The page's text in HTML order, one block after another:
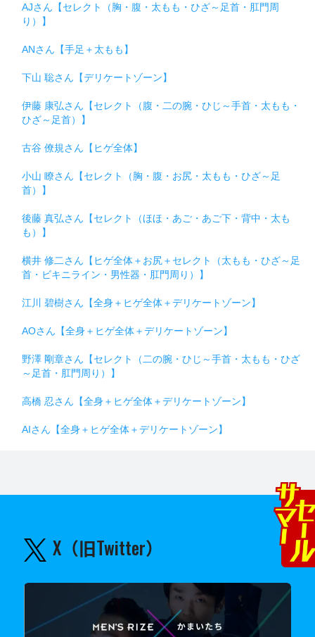
AJさん【セレクト（胸・腹・太もも・ひざ～足首・肛門周
り）】
ANさん【手足＋太もも】
下山 聡さん【デリケートゾーン】
伊藤 康弘さん【セレクト（腹・二の腕・ひじ～手首・太もも・
ひざ～足首）】
古谷 僚規さん【ヒゲ全体】
小山 瞭さん【セレクト（胸・腹・お尻・太もも・ひざ～足
首）】
後藤 真弘さん【セレクト（ほほ・あご・あご下・背中・太も
も）】
横井 修二さん【ヒゲ全体＋お尻＋セレクト（太もも・ひざ～足
首・ビキニライン・男性器・肛門周り）】
江川 碧樹さん【全身＋ヒゲ全体＋デリケートゾーン】
AOさん【全身＋ヒゲ全体＋デリケートゾーン】
野澤 剛章さん【セレクト（二の腕・ひじ～手首・太もも・ひざ
～足首・肛門周り）】
高橋 忍さん【全身＋ヒゲ全体＋デリケートゾーン】
AIさん【全身＋ヒゲ全体＋デリケートゾーン】
X（旧Twitter）